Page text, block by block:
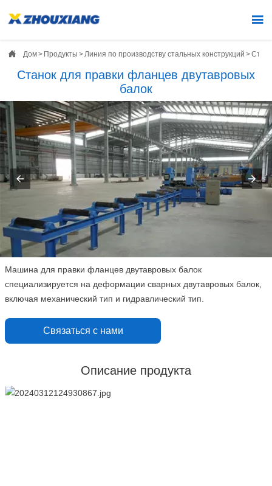

 Дом> Продукты > Линия по производству стальных конструкций >
Станок для правки фланцев двутавровых
балок
Машина для правки фланцев двутавровых балок
специализируется на деформации сварных двутавровых балок,
включая механический тип и гидравлический тип.
Связаться с нами
Описание продукта